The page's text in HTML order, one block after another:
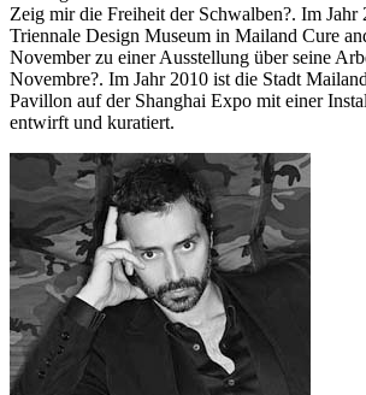
Zeig mir die Freiheit der Schwalben?. Im Jahr
Triennale Design Museum in Mailand Cure
November zu einer Ausstellung über seine
Novembre?. Im Jahr 2010 ist die Stadt
Pavillon auf der Shanghai Expo mit einer
entwirft und kuratiert.